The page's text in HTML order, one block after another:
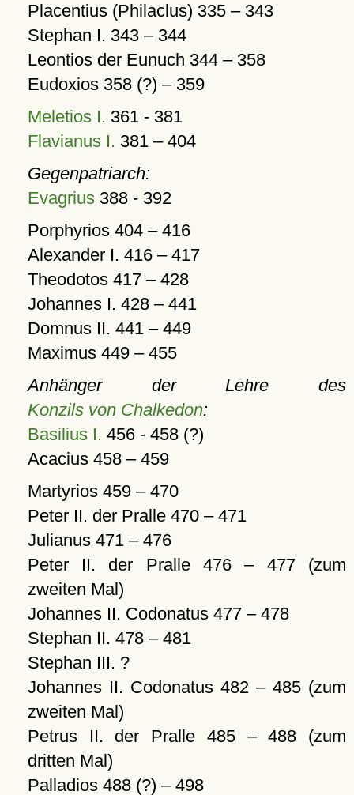
Placentius (Philaclus) 335 – 343
Stephan I. 343 – 344
Leontios der Eunuch 344 – 358
Eudoxios 358 (?) – 359
Meletios I. 361 - 381
Flavianus I. 381 – 404
Gegenpatriarch:
Evagrius388 - 392
Porphyrios 404 – 416
Alexander I. 416 – 417
Theodotos 417 – 428
Johannes I. 428 – 441
Domnus II. 441 – 449
Maximus 449 – 455
Anhänger der Lehre des
Konzils von Chalkedon:
Basilius I. 456 - 458 (?)
Acacius 458 – 459
Martyrios 459 – 470
Peter II. der Pralle 470 – 471
Julianus 471 – 476
Peter II. der Pralle 476 – 477 (zum
zweiten Mal)
Johannes II. Codonatus 477 – 478
Stephan II. 478 – 481
Stephan III. ?
Johannes II. Codonatus 482 – 485 (zum
zweiten Mal)
Petrus II. der Pralle 485 – 488 (zum
dritten Mal)
Palladios 488 (?) – 498